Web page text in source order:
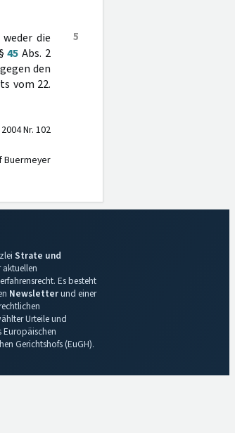
5
die
45 Abs. 2
den
vom 22.
Nr. 102
Buermeyer
Strate und
Es besteht
Newsletterund einer
Urteile und
Europäischen
Gerichtshofs (EuGH).